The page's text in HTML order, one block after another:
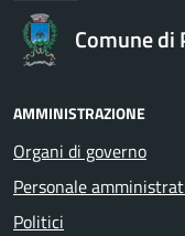
Comune di
AMMINISTRAZIONE
Organi di governo
Personale
Politici